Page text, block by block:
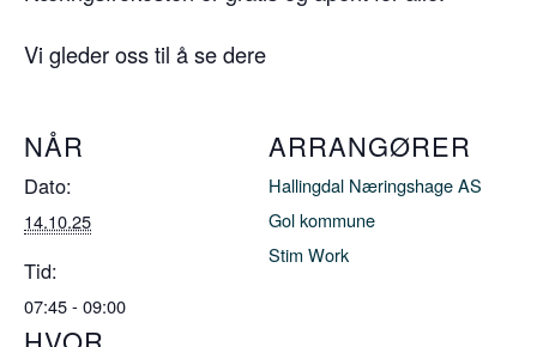
Vi gleder oss til å se dere
NÅR
Dato:
14.10.25
Tid:
07:45 - 09:00
ARRANGØRER
Hallingdal Næringshage AS
Gol kommune
Stim Work